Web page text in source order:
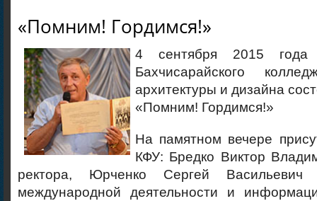
«Помним! Гордимся!»
4 сентября 2015
Бахчисарайского
архитектуры и дизайна
«Помним! Гордимся!»
На памятном вечере
КФУ: Бредко Виктор
ректора, Юрченко Сергей
международной деятельности и